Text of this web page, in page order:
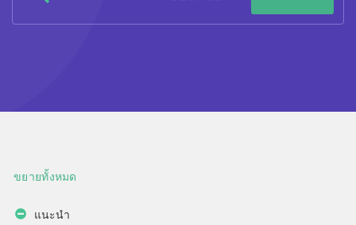
ขยายทั้งหมด
แนะนำ